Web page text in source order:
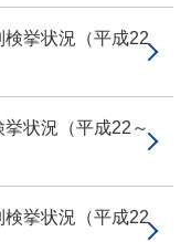
挙状況（平成22
状況（平成22～
挙状況（平成22